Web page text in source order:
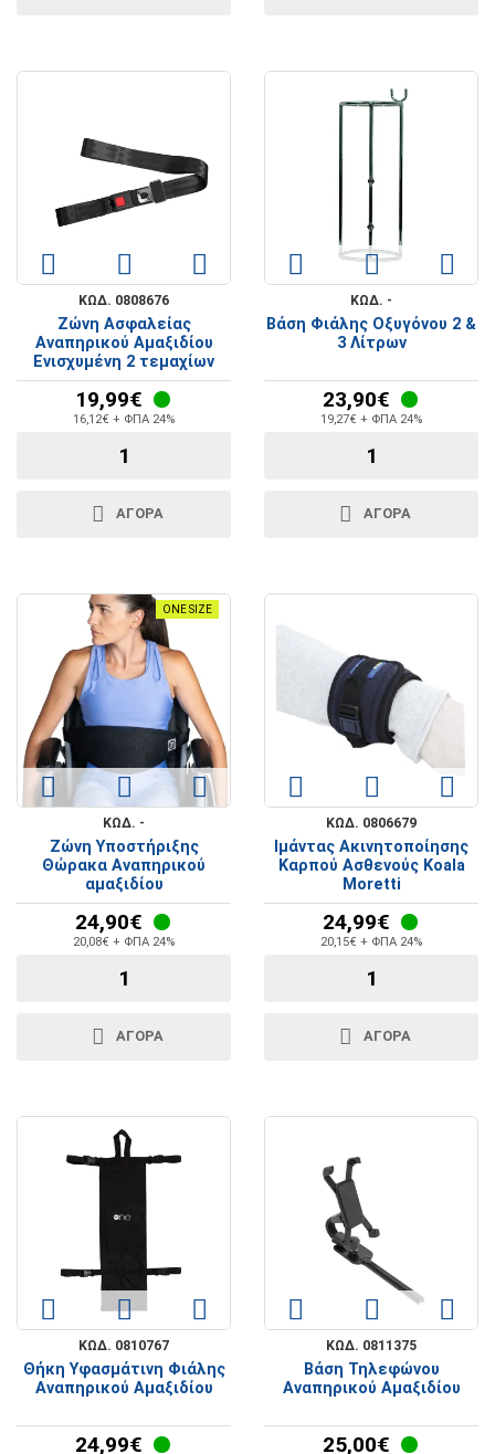
ΚΩΔ. 0808676
Ζώνη Ασφαλείας
Αναπηρικού Αμαξιδίου
Ενισχυμένη 2 τεμαχίων
19,99€
16,12€ + ΦΠΑ 24%
ΑΓΟΡΑ
ΚΩΔ. -
Βάση Φιάλης Οξυγόνου 2 &
3 Λίτρων
23,90€
19,27€ + ΦΠΑ 24%
ΑΓΟΡΑ
ONE SIZE
ΚΩΔ. -
Ζώνη Υποστήριξης
Θώρακα Αναπηρικού
αμαξιδίου
24,90€
20,08€ + ΦΠΑ 24%
ΑΓΟΡΑ
ΚΩΔ. 0806679
Ιμάντας Ακινητοποίησης
Καρπού Ασθενούς Koala
Moretti
24,99€
20,15€ + ΦΠΑ 24%
ΑΓΟΡΑ
ΚΩΔ. 0810767
Θήκη Υφασμάτινη Φιάλης
Αναπηρικού Αμαξιδίου
24,99€
ΚΩΔ. 0811375
Βάση Τηλεφώνου
Αναπηρικού Αμαξιδίου
25,00€